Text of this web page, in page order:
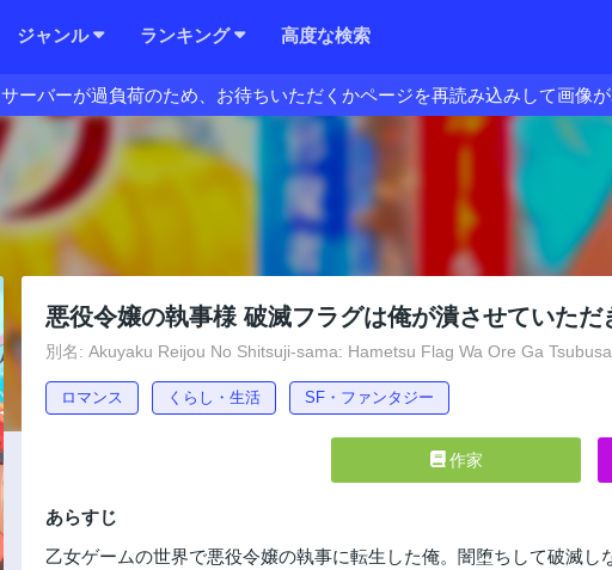
ジャンル ランキング 高度な検索
サーバーが過負荷のため、お待ちいただくかページを再読み込みして画像
悪役令嬢の執事様 破滅フラグは俺が潰させていただ
別名: Akuyaku Reijou No Shitsuji-sama: Hametsu Flag Wa Ore Ga
ロマンス くらし・生活 SF・ファンタジー
作家
あらすじ
乙女ゲームの世界で悪役令嬢の執事に転生した俺。闇堕ちして破滅